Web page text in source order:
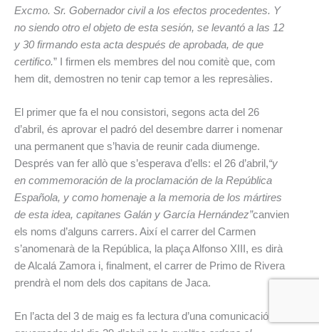
Excmo. Sr. Gobernador civil a los efectos procedentes. Y
no siendo otro el objeto de esta sesión, se levantó a las 12
y 30 firmando esta acta después de aprobada, de que
certifico.” I firmen els membres del nou comitè que, com
hem dit, demostren no tenir cap temor a les represàlies.
El primer que fa el nou consistori, segons acta del 26
d’abril, és aprovar el padró del desembre darrer i nomenar
una permanent que s’havia de reunir cada diumenge.
Després van fer allò que s’esperava d’ells: el 26 d’abril,“y
en commemoración de la proclamación de la República
Española, y como homenaje a la memoria de los mártires
de esta idea, capitanes Galán y García Hernández”canvien
els noms d’alguns carrers. Així el carrer del Carmen
s’anomenarà de la República, la plaça Alfonso XIII, es dirà
de Alcalá Zamora i, finalment, el carrer de Primo de Rivera
prendrà el nom dels dos capitans de Jaca.
En l’acta del 3 de maig es fa lectura d’una comunicació del